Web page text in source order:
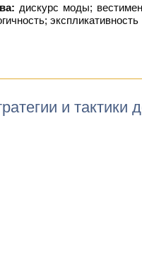
дискурс моды;
экспликативность
и